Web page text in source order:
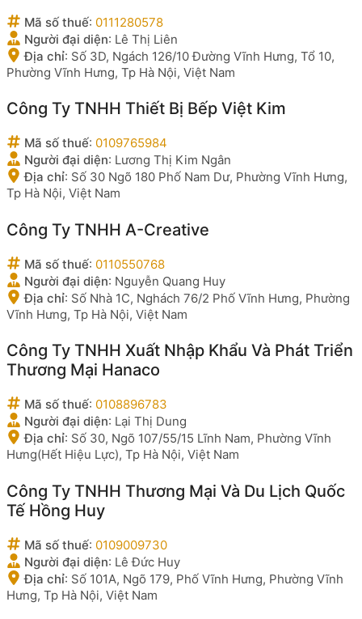
Mã số thuế: 0111280578
Người đại diện: Lê Thị Liên
Địa chỉ: Số 3D, Ngách 126/10 Đường Vĩnh Hưng, Tổ 10,
Phường Vĩnh Hưng, Tp Hà Nội, Việt Nam
Công Ty TNHH Thiết Bị Bếp Việt Kim
Mã số thuế: 0109765984
Người đại diện: Lương Thị Kim Ngân
Địa chỉ: Số 30 Ngõ 180 Phố Nam Dư, Phường Vĩnh Hưng,
Tp Hà Nội, Việt Nam
Công Ty TNHH A-Creative
Mã số thuế: 0110550768
Người đại diện: Nguyễn Quang Huy
Địa chỉ: Số Nhà 1C, Nghách 76/2 Phố Vĩnh Hưng, Phường
Vĩnh Hưng, Tp Hà Nội, Việt Nam
Công Ty TNHH Xuất Nhập Khẩu Và Phát Triển
Thương Mại Hanaco
Mã số thuế: 0108896783
Người đại diện: Lại Thị Dung
Địa chỉ: Số 30, Ngõ 107/55/15 Lĩnh Nam, Phường Vĩnh
Hưng(Hết Hiệu Lực), Tp Hà Nội, Việt Nam
Công Ty TNHH Thương Mại Và Du Lịch Quốc
Tế Hồng Huy
Mã số thuế: 0109009730
Người đại diện: Lê Đức Huy
Địa chỉ: Số 101A, Ngõ 179, Phố Vĩnh Hưng, Phường Vĩnh
Hưng, Tp Hà Nội, Việt Nam